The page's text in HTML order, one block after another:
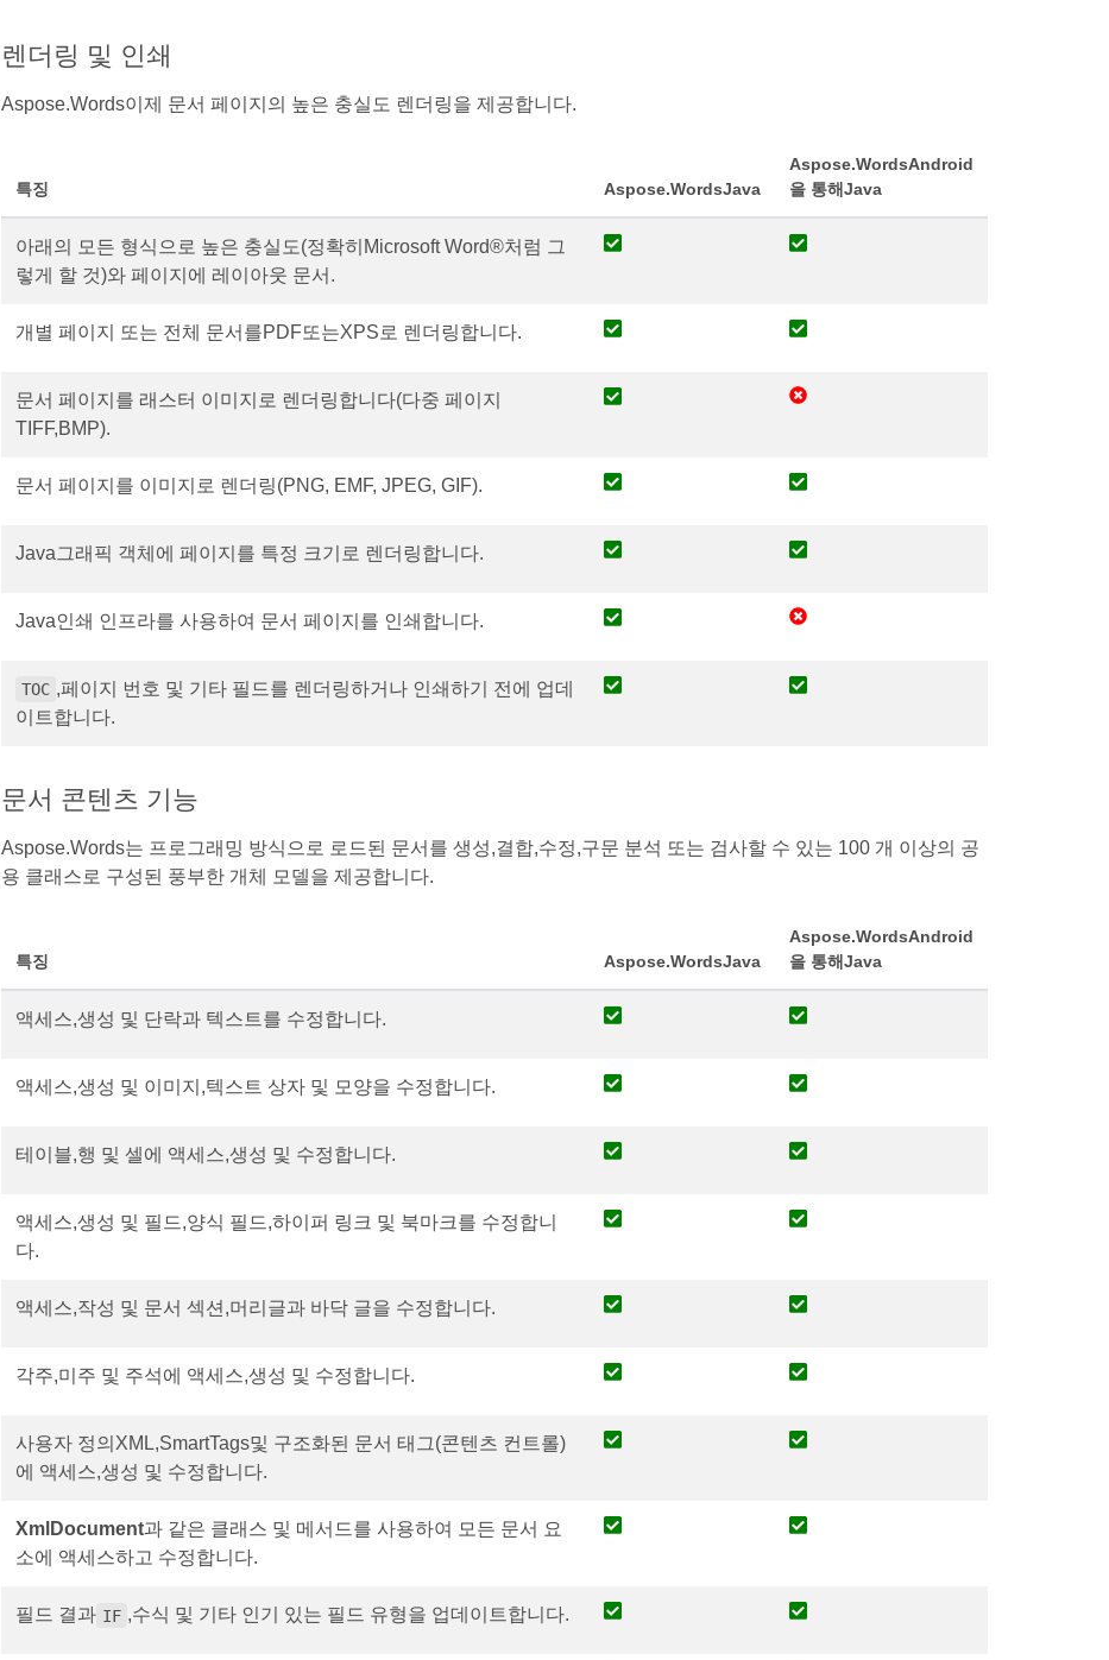
렌더링 및 인쇄
Aspose.Words이제 문서 페이지의 높은 충실도 렌더링을 제공합니다.
특징 Aspose.WordsJava
Aspose.WordsAndroid
을 통해Java
아래의 모든 형식으로 높은 충실도(정확히Microsoft Word®처럼 그
렇게 할 것)와 페이지에 레이아웃 문서.
개별 페이지 또는 전체 문서를PDF또는XPS로 렌더링합니다.
문서 페이지를 래스터 이미지로 렌더링합니다(다중 페이지
TIFF,BMP).
문서 페이지를 이미지로 렌더링(PNG, EMF, JPEG, GIF).
Java그래픽 객체에 페이지를 특정 크기로 렌더링합니다.
Java인쇄 인프라를 사용하여 문서 페이지를 인쇄합니다.
TOC ,페이지 번호 및 기타 필드를 렌더링하거나 인쇄하기 전에 업데
이트합니다.
문서 콘텐츠 기능
Aspose.Words는 프로그래밍 방식으로 로드된 문서를 생성,결합,수정,구문 분석 또는 검사할 수 있는 100 개 이상의 공
용 클래스로 구성된 풍부한 개체 모델을 제공합니다.
특징 Aspose.WordsJava
Aspose.WordsAndroid
을 통해Java
액세스,생성 및 단락과 텍스트를 수정합니다.
액세스,생성 및 이미지,텍스트 상자 및 모양을 수정합니다.
테이블,행 및 셀에 액세스,생성 및 수정합니다.
액세스,생성 및 필드,양식 필드,하이퍼 링크 및 북마크를 수정합니
다.
액세스,작성 및 문서 섹션,머리글과 바닥 글을 수정합니다.
각주,미주 및 주석에 액세스,생성 및 수정합니다.
사용자 정의XML,SmartTags및 구조화된 문서 태그(콘텐츠 컨트롤)
에 액세스,생성 및 수정합니다.
XmlDocument과 같은 클래스 및 메서드를 사용하여 모든 문서 요
소에 액세스하고 수정합니다.
필드 결과 IF ,수식 및 기타 인기 있는 필드 유형을 업데이트합니다.